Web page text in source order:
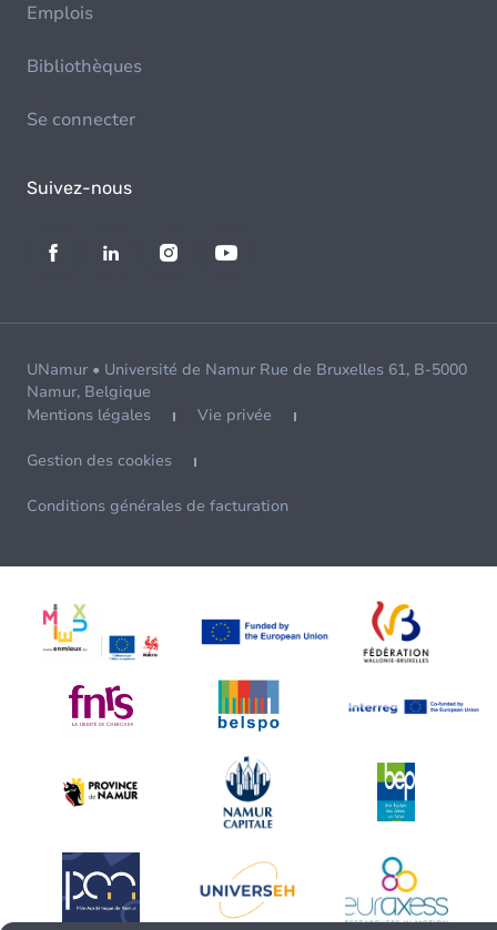
Emplois
Bibliothèques
Se connecter
Suivez-nous
UNamur • Université de Namur Rue de Bruxelles 61, B-5000
Namur, Belgique
Mentions légales
Vie privée
Gestion des cookies
Conditions générales de facturation